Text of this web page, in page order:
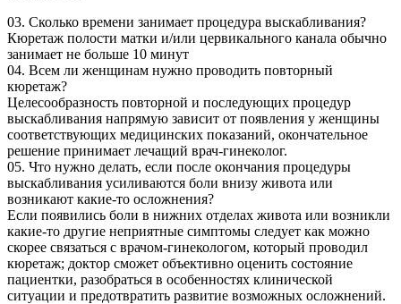
03. Сколько времени занимает процедура выскабливания?
Кюретаж полости матки и/или цервикального канала обычно
занимает не больше 10 минут
04. Всем ли женщинам нужно проводить повторный
кюретаж?
Целесообразность повторной и последующих процедур
выскабливания напрямую зависит от появления у женщины
соответствующих медицинских показаний, окончательное
решение принимает лечащий врач-гинеколог.
05. Что нужно делать, если после окончания процедуры
выскабливания усиливаются боли внизу живота или
возникают какие-то осложнения?
Если появились боли в нижних отделах живота или возникли
какие-то другие неприятные симптомы следует как можно
скорее связаться с врачом-гинекологом, который проводил
кюретаж; доктор сможет объективно оценить состояние
пациентки, разобраться в особенностях клинической
ситуации и предотвратить развитие возможных осложнений.